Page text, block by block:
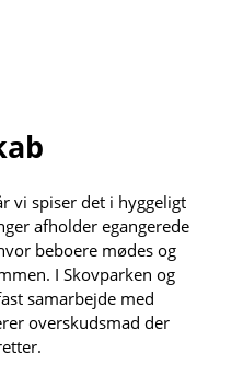
vi spiser det i hyggeligt
afholder egangerede
beboere mødes og
I Skovparken og
samarbejde med
overskudsmad der